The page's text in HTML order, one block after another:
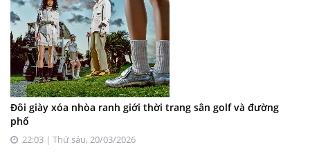
Đôi giày xóa nhòa ranh giới thời trang sân golf và đường
phố
22:03 | Thứ sáu, 20/03/2026